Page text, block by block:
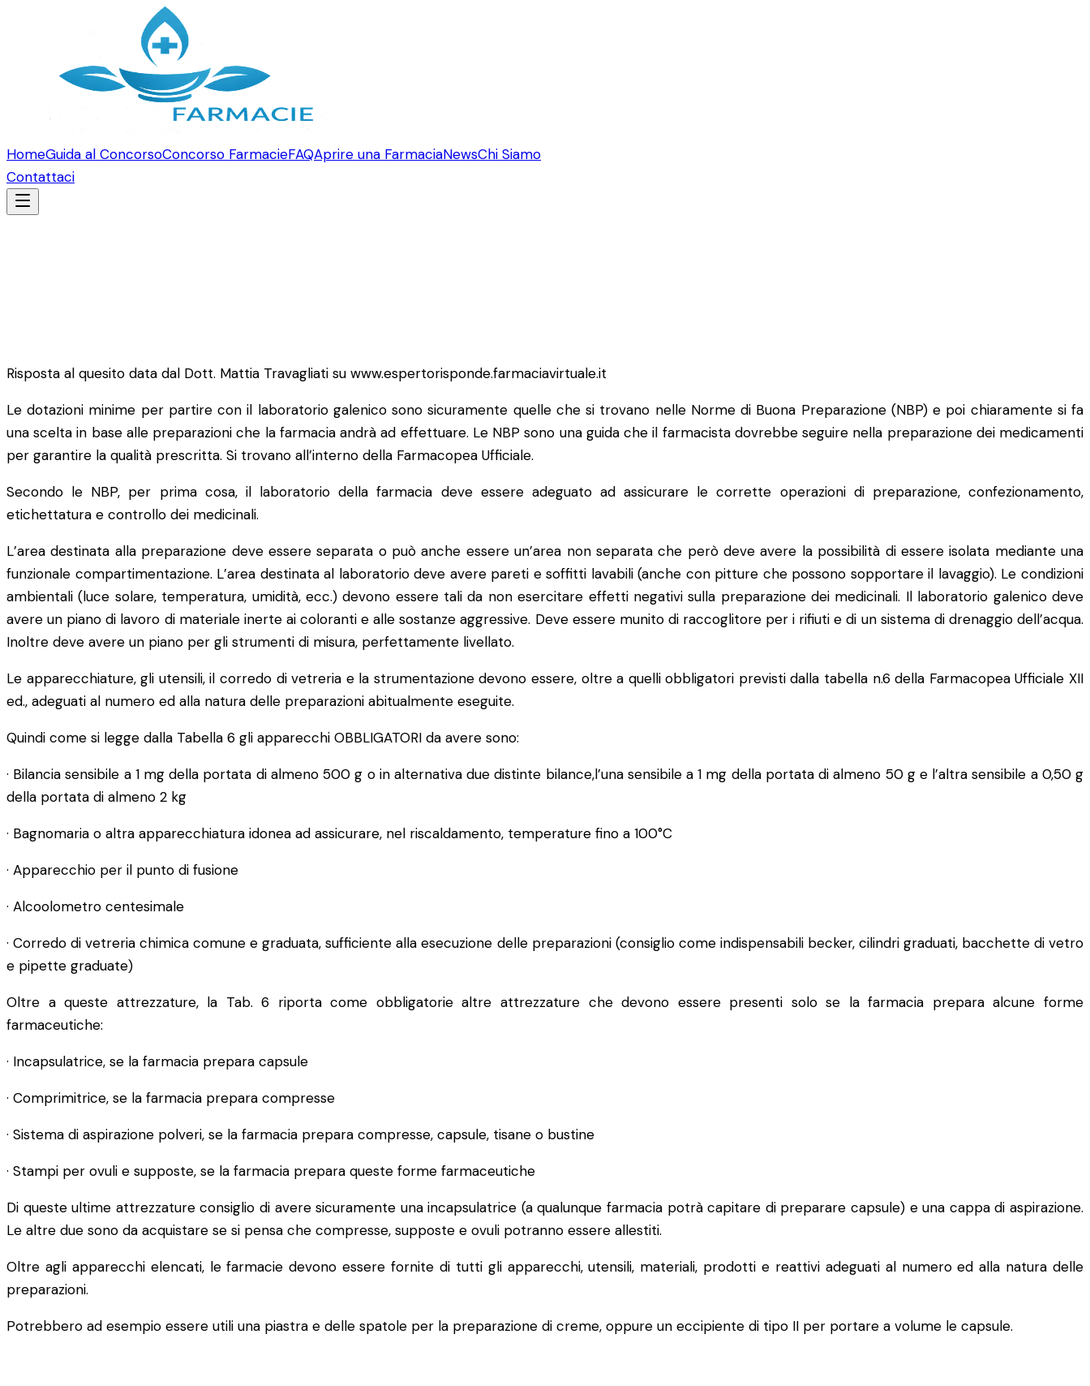
HomeGuida al ConcorsoConcorso FarmacieFAQAprire una FarmaciaNewsChi Siamo
Contattaci
Risposta al quesito data dal Dott. Mattia Travagliati su www.espertorisponde.farmaciavirtuale.it
Le dotazioni minime per partire con il laboratorio galenico sono sicuramente quelle che si trovano nelle Norme di Buona Preparazione (NBP) e poi chiaramente si fa
una scelta in base alle preparazioni che la farmacia andrà ad effettuare. Le NBP sono una guida che il farmacista dovrebbe seguire nella preparazione dei medicamenti
per garantire la qualità prescritta. Si trovano all’interno della Farmacopea Ufficiale.
Secondo le NBP, per prima cosa, il laboratorio della farmacia deve essere adeguato ad assicurare le corrette operazioni di preparazione, confezionamento,
etichettatura e controllo dei medicinali.
L’area destinata alla preparazione deve essere separata o può anche essere un’area non separata che però deve avere la possibilità di essere isolata mediante una
funzionale compartimentazione. L’area destinata al laboratorio deve avere pareti e soffitti lavabili (anche con pitture che possono sopportare il lavaggio). Le condizioni
ambientali (luce solare, temperatura, umidità, ecc.) devono essere tali da non esercitare effetti negativi sulla preparazione dei medicinali. Il laboratorio galenico deve
avere un piano di lavoro di materiale inerte ai coloranti e alle sostanze aggressive. Deve essere munito di raccoglitore per i rifiuti e di un sistema di drenaggio dell’acqua.
Inoltre deve avere un piano per gli strumenti di misura, perfettamente livellato.
Le apparecchiature, gli utensili, il corredo di vetreria e la strumentazione devono essere, oltre a quelli obbligatori previsti dalla tabella n.6 della Farmacopea Ufficiale XII
ed., adeguati al numero ed alla natura delle preparazioni abitualmente eseguite.
Quindi come si legge dalla Tabella 6 gli apparecchi OBBLIGATORI da avere sono:
· Bilancia sensibile a 1 mg della portata di almeno 500 g o in alternativa due distinte bilance,l’una sensibile a 1 mg della portata di almeno 50 g e l’altra sensibile a 0,50 g
della portata di almeno 2 kg
· Bagnomaria o altra apparecchiatura idonea ad assicurare, nel riscaldamento, temperature fino a 100°C
· Apparecchio per il punto di fusione
· Alcoolometro centesimale
· Corredo di vetreria chimica comune e graduata, sufficiente alla esecuzione delle preparazioni (consiglio come indispensabili becker, cilindri graduati, bacchette di vetro
e pipette graduate)
Oltre a queste attrezzature, la Tab. 6 riporta come obbligatorie altre attrezzature che devono essere presenti solo se la farmacia prepara alcune forme
farmaceutiche:
· Incapsulatrice, se la farmacia prepara capsule
· Comprimitrice, se la farmacia prepara compresse
· Sistema di aspirazione polveri, se la farmacia prepara compresse, capsule, tisane o bustine
· Stampi per ovuli e supposte, se la farmacia prepara queste forme farmaceutiche
Di queste ultime attrezzature consiglio di avere sicuramente una incapsulatrice (a qualunque farmacia potrà capitare di preparare capsule) e una cappa di aspirazione.
Le altre due sono da acquistare se si pensa che compresse, supposte e ovuli potranno essere allestiti.
Oltre agli apparecchi elencati, le farmacie devono essere fornite di tutti gli apparecchi, utensili, materiali, prodotti e reattivi adeguati al numero ed alla natura delle
preparazioni.
Potrebbero ad esempio essere utili una piastra e delle spatole per la preparazione di creme, oppure un eccipiente di tipo II per portare a volume le capsule.